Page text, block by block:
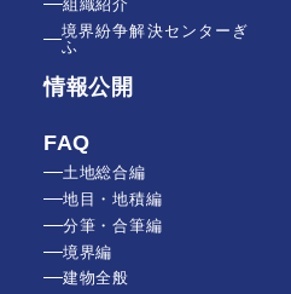
組織紹介
境界紛争解決センターぎ
ふ
情報公開
FAQ
土地総合編
地目・地積編
分筆・合筆編
境界編
建物全般